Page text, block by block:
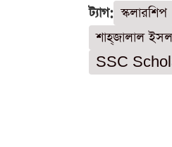
ট্যাগ: স্কলারশিপ
শাহ্‌জালাল
SSC